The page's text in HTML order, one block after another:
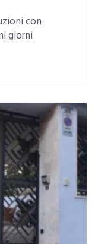
con
giorni